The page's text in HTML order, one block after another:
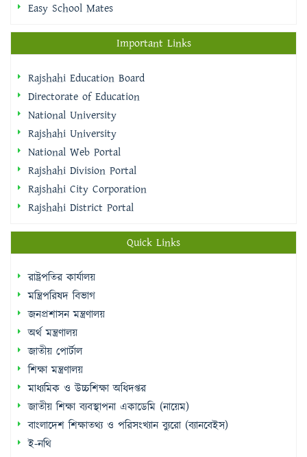
Easy School Mates
Important Links
Rajshahi Education Board
Directorate of Education
National University
Rajshahi University
National Web Portal
Rajshahi Division Portal
Rajshahi City Corporation
Rajshahi District Portal
Quick Links
রাষ্ট্রপতির কার্যালয়
মন্ত্রিপরিষদ বিভাগ
জনপ্রশাসন মন্ত্রণালয়
অর্থ মন্ত্রণালয়
জাতীয় পোর্টাল
শিক্ষা মন্ত্রণালয়
মাধ্যমিক ও উচ্চশিক্ষা অধিদপ্তর
জাতীয় শিক্ষা ব্যবস্থাপনা একাডেমি (নায়েম)
বাংলাদেশ শিক্ষাতথ্য ও পরিসংখ্যান ব্যুরো (ব্যানবেইস)
ই-নথি